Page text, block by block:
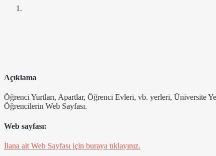
Açıklama
Öğrenci Yurtları, Apartlar, Öğrenci Evleri, vb. yerleri, Üniversite
Öğrencilerin Web Sayfası.
Web sayfası:
İlana ait Web Sayfası için buraya tıklayınız.